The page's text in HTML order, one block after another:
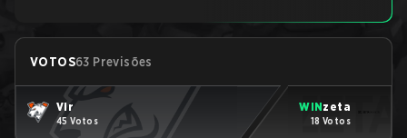
VOTOS63 Previsões
Vir
45 Votos
WINzeta
18 Votos